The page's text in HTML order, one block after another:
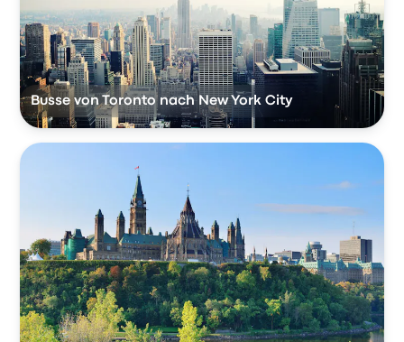
Busse von Toronto nach New York City